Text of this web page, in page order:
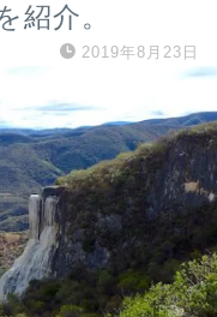
紹介。
2019年8月23日